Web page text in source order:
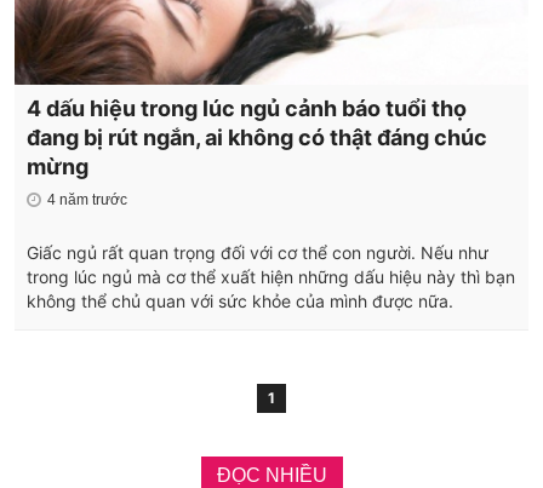
4 dấu hiệu trong lúc ngủ cảnh báo tuổi thọ
đang bị rút ngắn, ai không có thật đáng chúc
mừng
4 năm trước
Giấc ngủ rất quan trọng đối với cơ thể con người. Nếu như
trong lúc ngủ mà cơ thể xuất hiện những dấu hiệu này thì bạn
không thể chủ quan với sức khỏe của mình được nữa.
1
ĐỌC NHIỀU